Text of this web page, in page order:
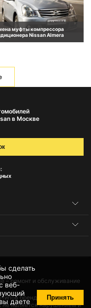
муфты компрессора
Nissan Almera
сделать
веб-
даете
Принять
в Москве
– ремонт и обслуживание
бренда происходит
является нарушением и